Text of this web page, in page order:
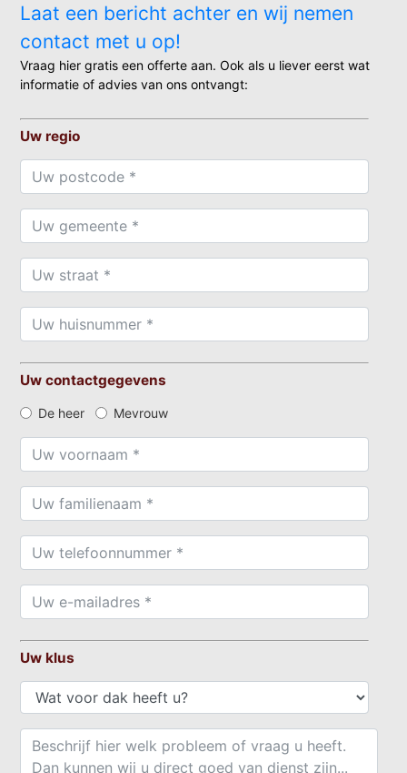
Laat een bericht achter en wij nemen
contact met u op!
Vraag hier gratis een offerte aan. Ook als u liever eerst wat
informatie of advies van ons ontvangt:
Uw regio
Uw contactgegevens
De heer Mevrouw
Uw klus